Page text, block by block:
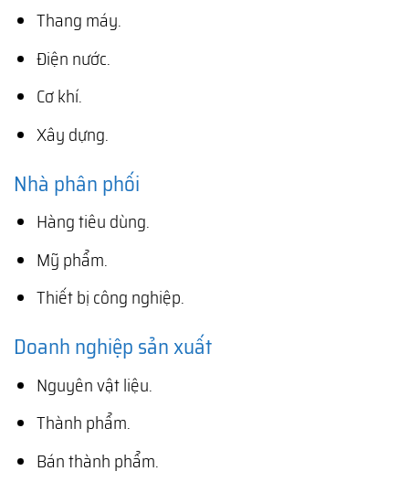
Thang máy.
Điện nước.
Cơ khí.
Xây dựng.
Nhà phân phối
Hàng tiêu dùng.
Mỹ phẩm.
Thiết bị công nghiệp.
Doanh nghiệp sản xuất
Nguyên vật liệu.
Thành phẩm.
Bán thành phẩm.